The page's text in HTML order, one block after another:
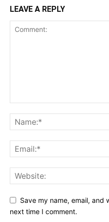
LEAVE A REPLY
Save my name, email, and
next time I comment.